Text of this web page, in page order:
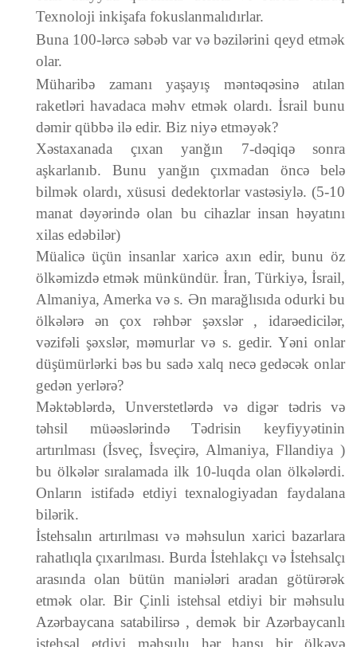
Texnoloji inkişafa fokuslanmalıdırlar.
Buna 100-lərcə səbəb var və bəzilərini qeyd etmək
olar.
Müharibə zamanı yaşayış məntəqəsinə atılan
raketləri havadaca məhv etmək olardı. İsrail bunu
dəmir qübbə ilə edir. Biz niyə etməyək?
Xəstaxanada çıxan yanğın 7-dəqiqə sonra
aşkarlanıb. Bunu yanğın çıxmadan öncə belə
bilmək olardı, xüsusi dedektorlar vastəsiylə. (5-10
manat dəyərində olan bu cihazlar insan həyatını
xilas edəbilər)
Müalicə üçün insanlar xaricə axın edir, bunu öz
ölkəmizdə etmək münkündür. İran, Türkiyə, İsrail,
Almaniya, Amerka və s. Ən marağlısıda odurki bu
ölkələrə ən çox rəhbər şəxslər , idarəedicilər,
vəzifəli şəxslər, məmurlar və s. gedir. Yəni onlar
düşümürlərki bəs bu sadə xalq necə gedəcək onlar
gedən yerlərə?
Məktəblərdə, Unverstetlərdə və digər tədris və
təhsil müəəslərində Tədrisin keyfiyyətinin
artırılması (İsveç, İsveçirə, Almaniya, Fllandiya )
bu ölkələr sıralamada ilk 10-luqda olan ölkələrdi.
Onların istifadə etdiyi texnalogiyadan faydalana
bilərik.
İstehsalın artırılması və məhsulun xarici bazarlara
rahatlıqla çıxarılması. Burda İstehlakçı və İstehsalçı
arasında olan bütün maniələri aradan götürərək
etmək olar. Bir Çinli istehsal etdiyi bir məhsulu
Azərbaycana satabilirsə , demək bir Azərbaycanlı
istehsal etdiyi məhsulu hər hansı bir ölkəyə